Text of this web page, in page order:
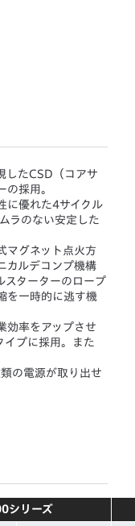
したCSD（コアサ
の採用。
に優れた4サイクル
ラのない安定した
マグネット点火方
カルデコンプ機構
スターターのロープ
を一時的に逃す機
効率をアップさせ
プに採用。また
の電源が取り出せ
シリーズ